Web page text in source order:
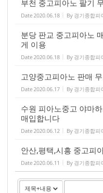
부천 중고피아노 팔기
Date 2020.06.18 By 경기종합피
분당 판교 중고피아노
게 이용
Date 2020.06.18 By 경기종합피
고양중고피아노 판매
Date 2020.06.17 By 경기종합피
수원 피아노중고 야마
매입합니다
Date 2020.06.12 By 경기종합피
안산,평택,시흥 중고피
Date 2020.06.11 By 경기종합피